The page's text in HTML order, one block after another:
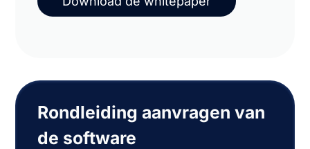
Rondleiding aanvragen van
de software